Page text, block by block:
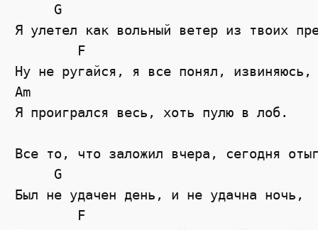
     G
Я улетел как вольный ветер из твоих
F
Ну не ругайся, я все понял, извиняюсь,
Am
Я проигрался весь, хоть пулю в лоб.
Все то, что заложил вчера, сегодня
     G
Был не удачен день, и не удачна ночь,
F